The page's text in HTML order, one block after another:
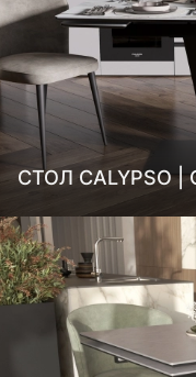
СТОЛ CALYPSO |